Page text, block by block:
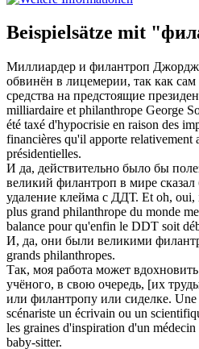
Beispielsätze mit
Миллиардер и филантроп Джордж
обвинён в лицемерии, так как сам
средства на предстоящие
milliardaire et philanthrope George
été taxé d'hypocrisie en raison des
financières qu'il apporte relativement
présidentielles.
И да, действительно было бы
великий филантроп в мире сказал
удаление клейма с ДДТ. Et oh, oui,
plus grand philanthrope du monde
balance pour qu'enfin le DDT soit
И, да, они были великими
grands philanthropes.
Так, моя работа может
учёного, в свою очередь, [их
или филантропу или сиделке. Une
scénariste un écrivain ou un
les graines d'inspiration d'un médecin
baby-sitter.